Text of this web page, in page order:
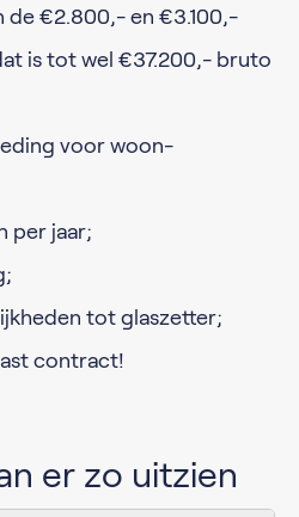
de €2.800,- en €3.100,-
is tot wel €37.200,- bruto
voor woon-
per jaar;
tot glaszetter;
contract!
er zo uitzien